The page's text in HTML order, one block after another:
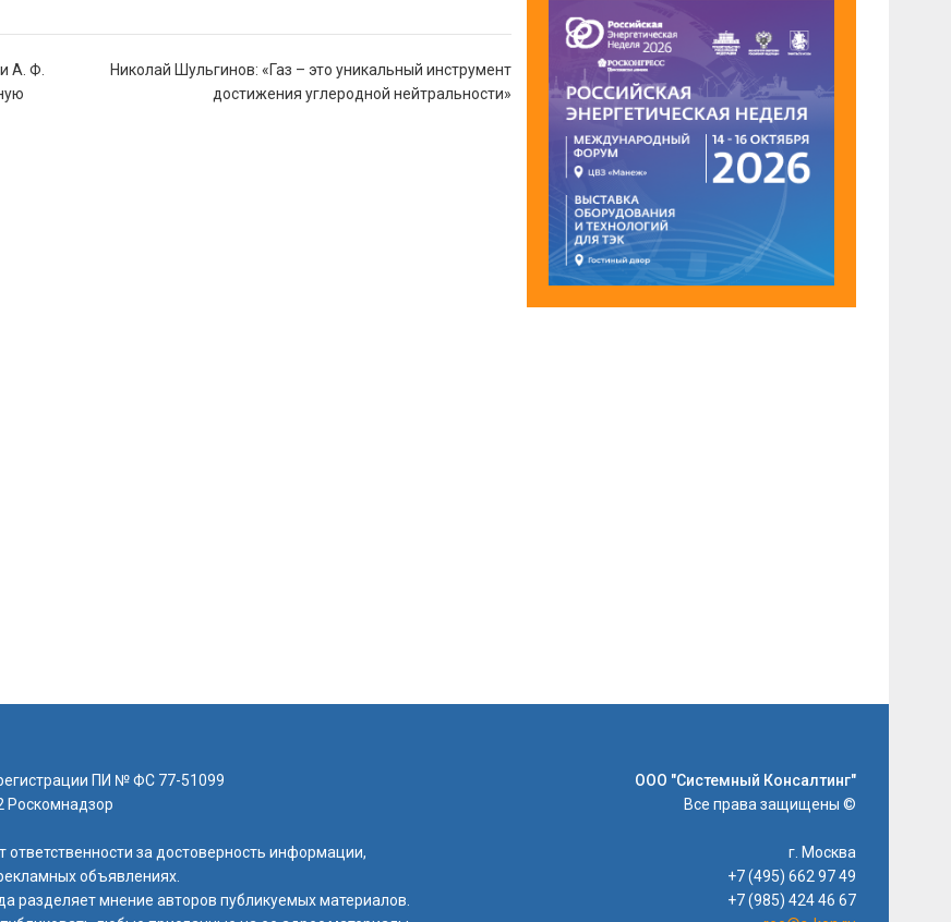
А. Ф.
Николай Шульгинов: «Газ – это уникальный инструмент
достижения углеродной нейтральности»
ПИ № ФС 77-51099
Роскомнадзор
ответственности за достоверность информации,
объявлениях.
разделяет мнение авторов публикуемых материалов.
ООО "Системный Консалтинг"
Все права защищены ©
г. Москва
+7 (495) 662 97 49
+7 (985) 424 46 67